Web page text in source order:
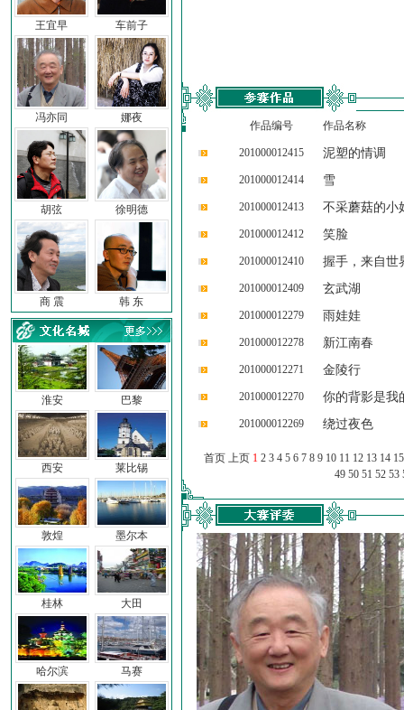
王宜早 车前子
冯亦同 娜夜
胡弦 徐明德
商 震 韩 东
淮安
西安
敦煌
桂林
哈尔滨
巴黎
莱比锡
墨尔本
大田
马赛
作品编号 作品名称
201000012415 泥塑的情调
201000012414 雪
201000012413 不采蘑菇的小
201000012412 笑脸
201000012410 握手，来自世
201000012409 玄武湖
201000012279 雨娃娃
201000012278 新江南春
201000012271 金陵行
201000012270 你的背影是我
201000012269 绕过夜色
首页 上页 1 2 3 4 5 6 7 8 9 10 11 12 13 14 15
49 50 51 52 53